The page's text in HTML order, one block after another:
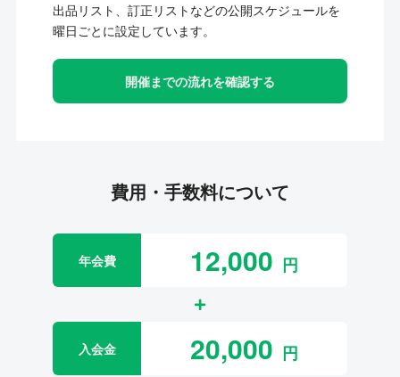
出品リスト、訂正リストなどの公開スケジュールを
曜日ごとに設定しています。
開催までの流れを確認する
費用・手数料について
年会費 12,000
入会金 20,000